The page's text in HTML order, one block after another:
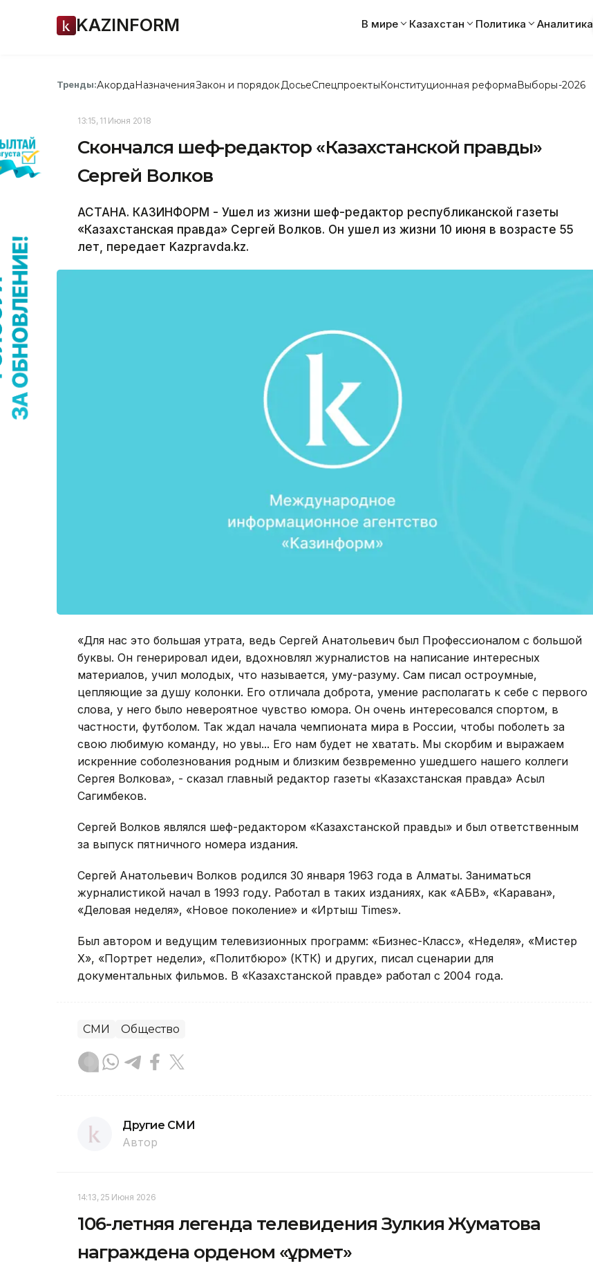
KAZINFORM В мире Казахстан Политика Аналитика
Тренды:АкордаНазначенияЗакон и порядок ДосьеСпецпроектыКонституционная реформаВыборы-2026
13:15, 11 Июня 2018
Скончался шеф-редактор «Казахстанской правды»
Сергей Волков
АСТАНА. КАЗИНФОРМ - Ушел из жизни шеф-редактор республиканской газеты
«Казахстанская правда» Сергей Волков. Он ушел из жизни 10 июня в возрасте 55
лет, передает Kazpravda.kz.
«Для нас это большая утрата, ведь Сергей Анатольевич был Профессионалом с большой
буквы. Он генерировал идеи, вдохновлял журналистов на написание интересных
материалов, учил молодых, что называется, уму-разуму. Сам писал остроумные,
цепляющие за душу колонки. Его отличала доброта, умение располагать к себе с первого
слова, у него было невероятное чувство юмора. Он очень интересовался спортом, в
частности, футболом. Так ждал начала чемпионата мира в России, чтобы поболеть за
свою любимую команду, но увы... Его нам будет не хватать. Мы скорбим и выражаем
искренние соболезнования родным и близким безвременно ушедшего нашего коллеги
Сергея Волкова», - сказал главный редактор газеты «Казахстанская правда» Асыл
Сагимбеков.
Сергей Волков являлся шеф-редактором «Казахстанской правды» и был ответственным
за выпуск пятничного номера издания.
Сергей Анатольевич Волков родился 30 января 1963 года в Алматы. Заниматься
журналистикой начал в 1993 году. Работал в таких изданиях, как «АБВ», «Караван»,
«Деловая неделя», «Новое поколение» и «Иртыш Times».
Был автором и ведущим телевизионных программ: «Бизнес-Класс», «Неделя», «Мистер
X», «Портрет недели», «Политбюро» (КТК) и других, писал сценарии для
документальных фильмов. В «Казахстанской правде» работал с 2004 года.
СМИ Общество
Другие СМИ
Автор
14:13, 25 Июня 2026
106-летняя легенда телевидения Зулкия Жуматова
награждена орденом «Құрмет»